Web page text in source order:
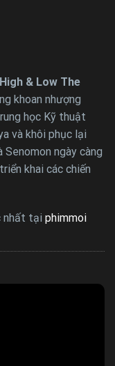
& Low The
khoan nhượng
học Kỹ thuật
và khôi phục lại
Senomon ngày càng
khai các chiến
nhất tại phimmoi